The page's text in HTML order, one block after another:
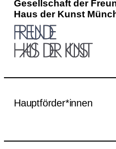
Gesellschaft der
Haus der Kunst
Hauptförder*innen